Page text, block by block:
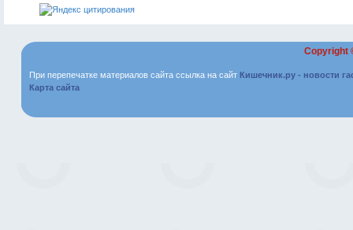
Copyright
При перепечатке материалов сайта ссылка на сайт Кишечник.ру - новости
Карта сайта